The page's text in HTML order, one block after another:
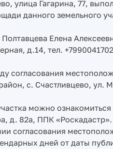
улица Гагарина, 77,
данного земельного
Елена
д.14, тел.
согласования
с. Счастливцево, ул.
можно
д. 82а, ППК
согласования
дней от даты